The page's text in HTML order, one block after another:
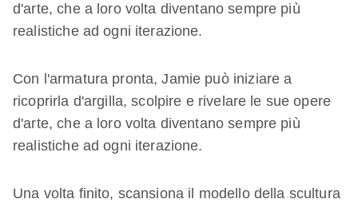
d'arte, che a loro volta diventano sempre più
realistiche ad ogni iterazione.
Con l'armatura pronta, Jamie può iniziare a
ricoprirla d'argilla, scolpire e rivelare le sue opere
d'arte, che a loro volta diventano sempre più
realistiche ad ogni iterazione.
Una volta finito, scansiona il modello della scultura